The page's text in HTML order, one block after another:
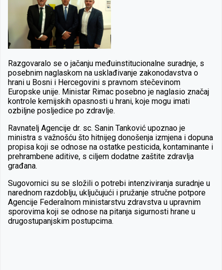
Razgovaralo se o jačanju međuinstitucionalne suradnje, s
posebnim naglaskom na usklađivanje zakonodavstva o
hrani u Bosni i Hercegovini s pravnom stečevinom
Europske unije. Ministar Rimac posebno je naglasio značaj
kontrole kemijskih opasnosti u hrani, koje mogu imati
ozbiljne posljedice po zdravlje.
Ravnatelj Agencije dr. sc. Sanin Tanković upoznao je
ministra s važnošću što hitnijeg donošenja izmjena i dopuna
propisa koji se odnose na ostatke pesticida, kontaminante i
prehrambene aditive, s ciljem dodatne zaštite zdravlja
građana.
Sugovornici su se složili o potrebi intenziviranja suradnje u
narednom razdoblju, uključujući i pružanje stručne potpore
Agencije Federalnom ministarstvu zdravstva u upravnim
sporovima koji se odnose na pitanja sigurnosti hrane u
drugostupanjskim postupcima.